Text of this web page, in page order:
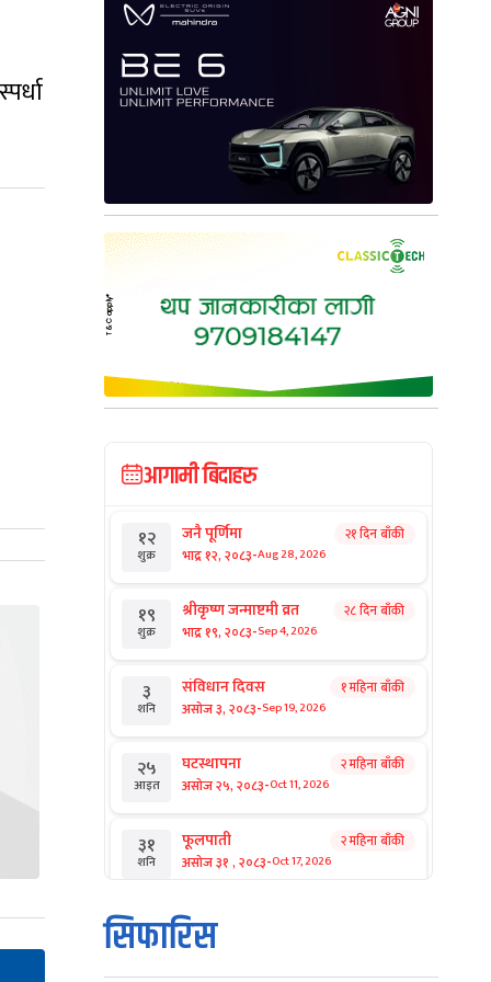
आगामी बिदाहरु
१२
शुक्र
जनै पूर्णिमा
भाद्र १२, २०८३-Aug 28, 2026
२१ दिन बाँकी
१९
शुक्र
श्रीकृष्ण जन्माष्टमी व्रत
भाद्र १९, २०८३-Sep 4, 2026
२८ दिन बाँकी
३
शनि
संविधान दिवस
असोज ३, २०८३-Sep 19, 2026
१ महिना बाँकी
२५
आइत
घटस्थापना
असोज २५, २०८३-Oct 11, 2026
२ महिना बाँकी
३१
शनि
फूलपाती
असोज ३१ , २०८३-Oct 17, 2026
२ महिना बाँकी
१
आइत
कार्तिक सङ्क्रान्ति
कार्तिक १, २०८३
सिफारिस